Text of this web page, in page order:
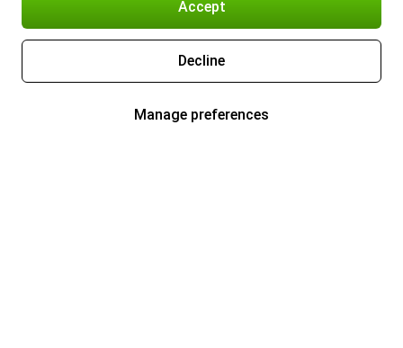
Accept
Decline
Manage preferences